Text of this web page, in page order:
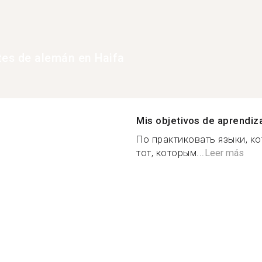
Mis objetivos de
По практиковать языки,
тот, которым... Leer más